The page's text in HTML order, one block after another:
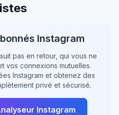
Instagram
pas en retour, qui vous ne
vos connexions mutuelles.
Instagram et obtenez des
privé et sécurisé.
Instagram